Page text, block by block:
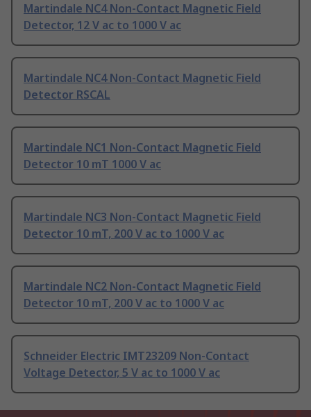
Martindale NC4 Non-Contact Magnetic Field
Detector, 12 V ac to 1000 V ac
Martindale NC4 Non-Contact Magnetic Field
Detector RSCAL
Martindale NC1 Non-Contact Magnetic Field
Detector 10 mT 1000 V ac
Martindale NC3 Non-Contact Magnetic Field
Detector 10 mT, 200 V ac to 1000 V ac
Martindale NC2 Non-Contact Magnetic Field
Detector 10 mT, 200 V ac to 1000 V ac
Schneider Electric IMT23209 Non-Contact
Voltage Detector, 5 V ac to 1000 V ac